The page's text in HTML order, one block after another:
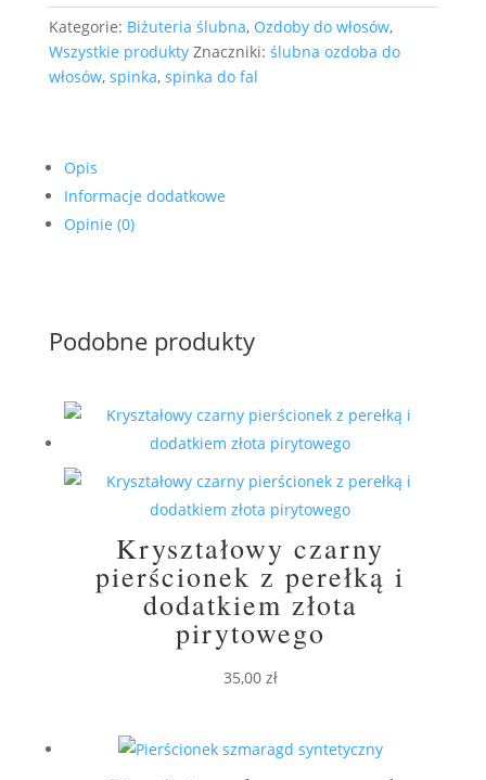
w
wersji
srebrnej
Kategorie: Biżuteria ślubna, Ozdoby do włosów,
Wszystkie produkty Znaczniki: ślubna ozdoba do
włosów, spinka, spinka do fal
Opis
Informacje dodatkowe
Opinie (0)
Podobne produkty
Kryształowy czarny
pierścionek z perełką i
dodatkiem złota
pirytowego
35,00 zł